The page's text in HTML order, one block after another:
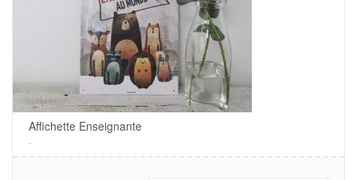
Affichette Enseignante
.